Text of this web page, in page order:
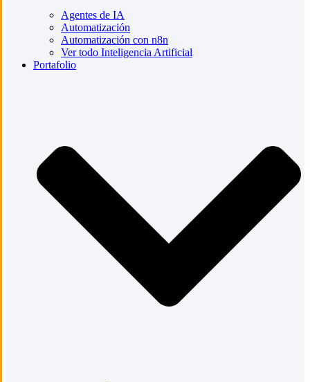
Agentes de IA
Automatización
Automatización con n8n
Ver todo Inteligencia Artificial
Portafolio